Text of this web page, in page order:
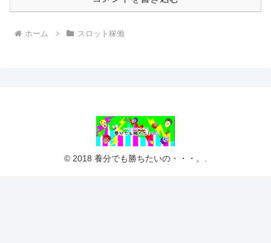
ホーム スロット稼働
© 2018 養分でも勝ちたいの・・・。.